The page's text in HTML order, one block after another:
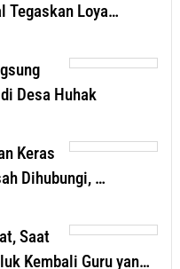
Tegaskan Loya…
Desa Huhak
Keras
Dihubungi, …
Saat
Kembali Guru yan…